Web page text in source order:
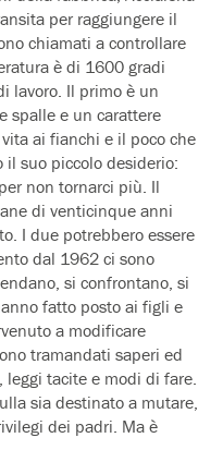
per raggiungere il
chiamati a controllare
è di 1600 gradi
lavoro. Il primo è un
spalle e un carattere
ai fianchi e il poco che
suo piccolo desiderio:
non tornarci più. Il
di venticinque anni
I due potrebbero essere
dal 1962 ci sono
si confrontano, si
fatto posto ai figli e
a modificare
tramandati saperi ed
tacite e modi di fare.
sia destinato a mutare,
dei padri. Ma è